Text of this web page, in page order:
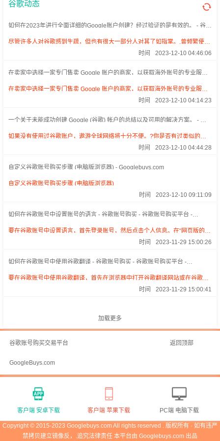
谷歌动态
如何在2023年进行全面详细的Google账户创建？经过验证的是有效的。 - 谷歌
尽管许多人对谷歌感到生疏，但也有很大一部分人对其了如指掌。.曾频繁使用
2023-12-10 04:46:06
时间
在卖家中选择一家专门售卖 Google 账户的商家，以获取海外账号的专业服
在卖家中选择一家专门售卖 Google 账户的商家，以获取海外账号的专业服
务。作为目前世界上使用人数最多的移动应用平台，谷歌旗下推出的各类应用
2023-12-10 04:14:23
时间
一个关于未能成功创建 Google (谷歌) 帐户的总结以及可用的解决方案。 - 谷
如果没有使用过谷歌账户，遨游全球网络将十分不便。?你是否有过类似的经
历，在谷歌账户的注册过程中遇到了问题？?倘若报名失效，会如何？?造成这
2023-12-10 04:44:28
时间
自定义谷歌账号购买步骤 (电脑版浏览器) - Googlebuys.com
自定义谷歌账号购买步骤 (电脑版浏览器)
2023-12-10 09:11:09
时间
如何在谷歌账号中设置账号的语言 - 谷歌账号购买 - 谷歌账号购买平台 -
要在谷歌账号中设置语言，首先登录账号，然后点击个人信息。在“网页版的常
规偏好设置”下，点击语言和“修改”图标，搜索并选择首选语言，然后点击选
上的语言更改会反映在网页上，如需更改移动应用语言，需更新设备语言设置
2023-11-29 15:00:26
时间
如何在谷歌账号中使用谷歌翻译 - 谷歌账号购买 - 谷歌账号购买平台 -
要在谷歌账号中使用谷歌翻译，首先在浏览器中打开谷歌翻译网站或在谷歌搜
索框中输入“Google Translate”并点击搜索结果中的谷歌翻译链接。在谷歌翻译
言设置，使其自动翻译网页。但请注意，谷歌翻译的准确性可能会因语言和文
本的复杂性而变化，对于一些专业或特定领域的术语，谷歌翻译可能无法提供
2023-11-29 15:00:41
时间
加载更多
谷歌账号购买交易平台
GoogleBuys.com
返回顶部
客户端 安卓下载 客户端 苹果下载 PC端 电脑下载
Copyright © 2015-2023 Googlebuys.com All rights reserved . 版权所有 · 如有违严
禁拷贝建立镜像反，.追究法律责任 本平台由 Googlebuys.com 出品